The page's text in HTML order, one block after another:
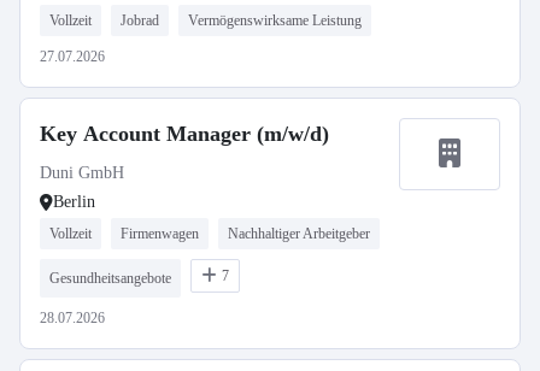
Vollzeit Jobrad Vermögenswirksame Leistung
27.07.2026
Key Account Manager (m/w/d)
Duni GmbH
Berlin
Vollzeit Firmenwagen Nachhaltiger Arbeitgeber
Gesundheitsangebote 7
28.07.2026